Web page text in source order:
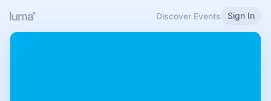
Discover Events Sign In